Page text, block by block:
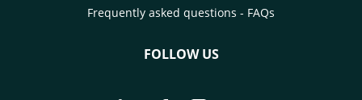
Frequently asked questions - FAQs
FOLLOW US